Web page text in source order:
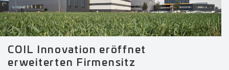
COIL Innovation eröffnet
erweiterten Firmensitz